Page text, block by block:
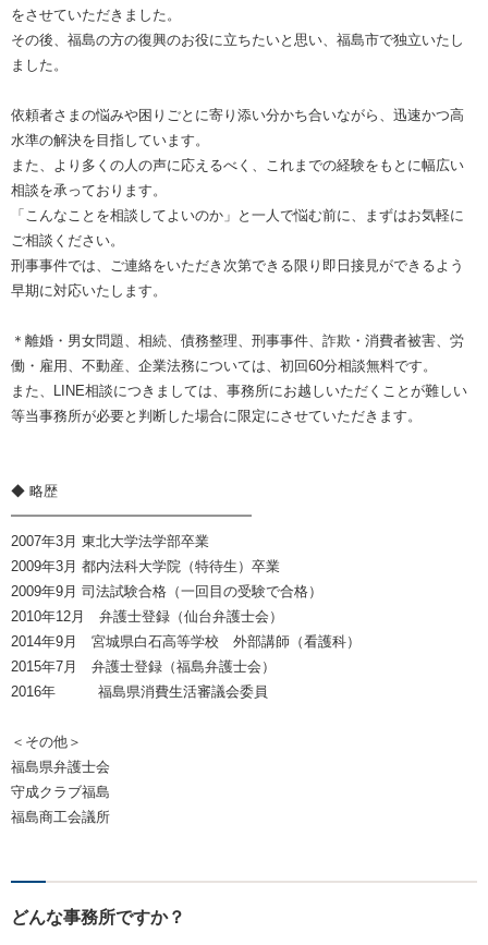
をさせていただきました。
その後、福島の方の復興のお役に立ちたいと思い、福島市で独立いたし
ました。
依頼者さまの悩みや困りごとに寄り添い分かち合いながら、迅速かつ高
水準の解決を目指しています。
また、より多くの人の声に応えるべく、これまでの経験をもとに幅広い
相談を承っております。
「こんなことを相談してよいのか」と一人で悩む前に、まずはお気軽に
ご相談ください。
刑事事件では、ご連絡をいただき次第できる限り即日接見ができるよう
早期に対応いたします。
＊離婚・男女問題、相続、債務整理、刑事事件、詐欺・消費者被害、労
働・雇用、不動産、企業法務については、初回60分相談無料です。
また、LINE相談につきましては、事務所にお越しいただくことが難しい
等当事務所が必要と判断した場合に限定にさせていただきます。
◆ 略歴
━━━━━━━━━━━━━━━━━
2007年3月 東北大学法学部卒業
2009年3月 都内法科大学院（特待生）卒業
2009年9月 司法試験合格（一回目の受験で合格）
2010年12月 弁護士登録（仙台弁護士会）
2014年9月 宮城県白石高等学校 外部講師（看護科）
2015年7月 弁護士登録（福島弁護士会）
2016年 福島県消費生活審議会委員
＜その他＞
福島県弁護士会
守成クラブ福島
福島商工会議所
どんな事務所ですか？